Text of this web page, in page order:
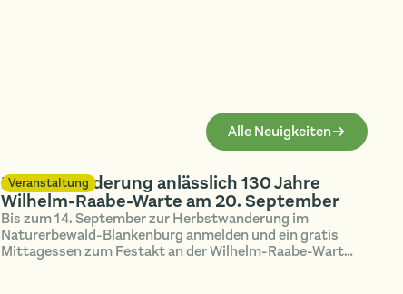
Alle Neuigkeiten
Veranstaltung
Herbstwanderung anlässlich 130 Jahre
Wilhelm-Raabe-Warte am 20. September
Bis zum 14. September zur Herbstwanderung im
Naturerbewald-Blankenburg anmelden und ein gratis
Mittagessen zum Festakt an der Wilhelm-Raabe-Warte